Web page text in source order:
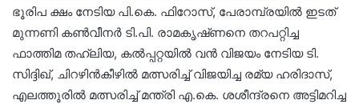
ഭൂരിപ ക്ഷം നേടിയ പി.കെ. ഫിറോസ്, പേരാമ്പ്രയിൽ ഇടത്
മുന്നണി കൺവീനർ ടി.പി. രാമകൃഷ്‌ണനെ തറപറ്റിച്ച
ഫാത്തിമ തഹ്ലിയ, കൽപ്പറ്റയിൽ വൻ വിജയം നേടിയ ടി.
സിദ്ദിഖ്, ചിറഴിൻകീഴിൽ മത്സരിച്ച് വിജയിച്ച രമ്യ ഹരിദാസ്,
എലത്തൂരിൽ മത്സരിച്ച് മന്ത്രി എ.കെ. ശശീന്ദ്രനെ അട്ടിമറിച്ച